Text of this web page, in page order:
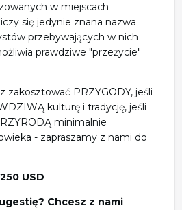
w miejscach
się jedynie znana nazwa
przebywających w nich
prawdziwe "przeżycie"
zakosztować PRZYGODY, jeśli
kulturę i tradycję, jeśli
minimalnie
- zapraszamy z nami do
USD
Chcesz z nami